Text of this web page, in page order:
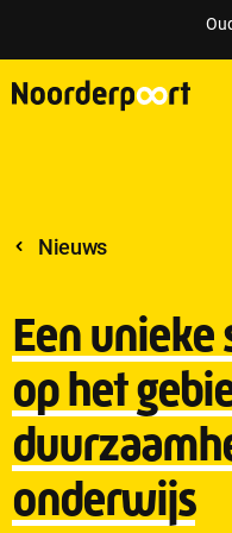
Nieuws
Een
op het
onderwijs